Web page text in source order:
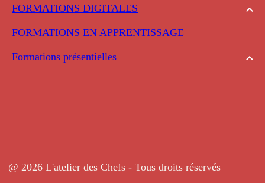
FORMATIONS DIGITALES
FORMATIONS EN APPRENTISSAGE
Formations présentielles
@ 2026 L'atelier des Chefs - Tous droits réservés